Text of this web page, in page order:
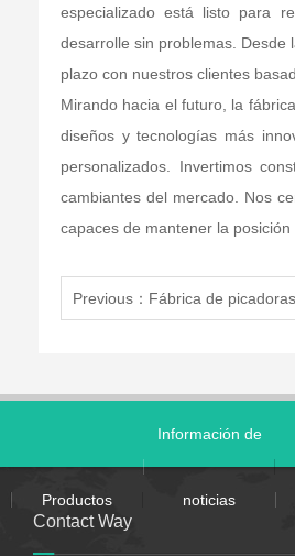
especializado está listo para
desarrolle sin problemas. Desde
plazo con nuestros clientes
Mirando hacia el futuro, la
diseños y tecnologías más
personalizados. Invertimos
cambiantes del mercado. Nos
capaces de mantener la
Previous： Fábrica de
Productos
Información de
noticias
Contact Way